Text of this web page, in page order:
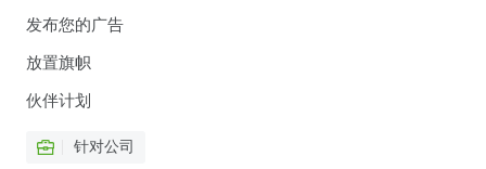
发布您的广告
放置旗帜
伙伴计划
针对公司